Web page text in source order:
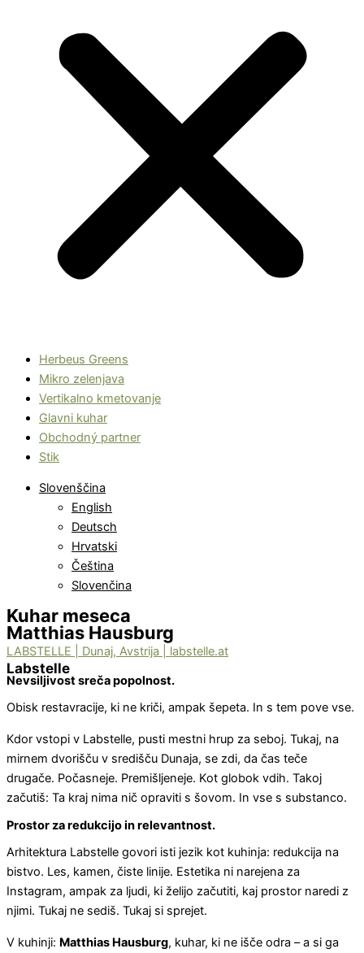
Herbeus Greens
Mikro zelenjava
Vertikalno kmetovanje
Glavni kuhar
Obchodný partner
Stik
Slovenščina
English
Deutsch
Hrvatski
Čeština
Slovenčina
Kuhar meseca
Matthias Hausburg
LABSTELLE | Dunaj, Avstrija | labstelle.at
Labstelle
Nevsiljivost sreča popolnost.
Obisk restavracije, ki ne kriči, ampak šepeta. In s tem pove vse.
Kdor vstopi v Labstelle, pusti mestni hrup za seboj. Tukaj, na
mirnem dvorišču v središču Dunaja, se zdi, da čas teče
drugače. Počasneje. Premišljeneje. Kot globok vdih. Takoj
začutiš: Ta kraj nima nič opraviti s šovom. In vse s substanco.
Prostor za redukcijo in relevantnost.
Arhitektura Labstelle govori isti jezik kot kuhinja: redukcija na
bistvo. Les, kamen, čiste linije. Estetika ni narejena za
Instagram, ampak za ljudi, ki želijo začutiti, kaj prostor naredi z
njimi. Tukaj ne sediš. Tukaj si sprejet.
V kuhinji: Matthias Hausburg, kuhar, ki ne išče odra – a si ga